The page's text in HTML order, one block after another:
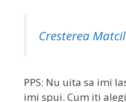
Cresterea
PPS: Nu uita sa imi
imi spui. Cum iti